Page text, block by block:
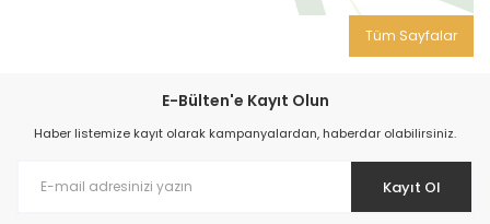
Tüm Sayfalar
E-Bülten'e Kayıt Olun
Haber listemize kayıt olarak kampanyalardan, haberdar olabilirsiniz.
Kayıt Ol